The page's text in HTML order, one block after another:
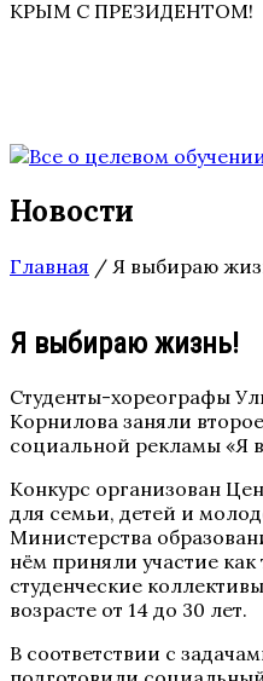
КРЫМ С ПРЕЗИДЕНТОМ!
Новости
Главная / Я выбираю
Я выбираю жизнь!
Студенты-хореографы
Корнилова заняли
социальной рекламы «Я
Конкурс организован
для семьи, детей и
Министерства
нём приняли участие
студенческие
возрасте от 14 до 30 лет.
В соответствии с